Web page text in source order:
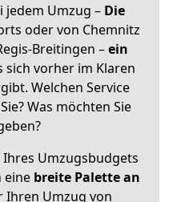
jedem Umzug – Die
oder von Chemnitz
Breitingen –ein
sich vorher im Klaren
Welchen Service
Was möchten Sie
Umzugsbudgets
eine breite Palette an
Ihren Umzug von